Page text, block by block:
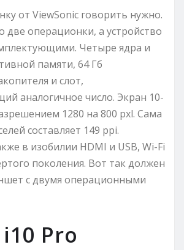
от ViewSonic говорить нужно.
две операционки, а устройство
Четыре ядра и
памяти, 64 Гб
и слот,
аналогичное число. Экран 10-
1280 на 800 pxl. Сама
составляет 149 ppi.
в изобилии HDMI и USB, Wi-Fi
поколения. Вот так должен
с двумя операционными
Pro